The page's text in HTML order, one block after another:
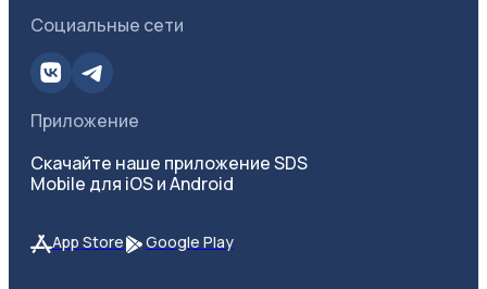
Социальные сети
Приложение
Скачайте наше приложение SDS
Mobile для iOS и Android
App Store Google Play